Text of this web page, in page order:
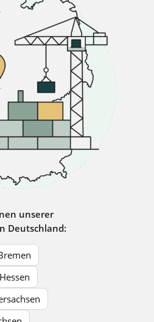
unserer
Deutschland:
Hessen